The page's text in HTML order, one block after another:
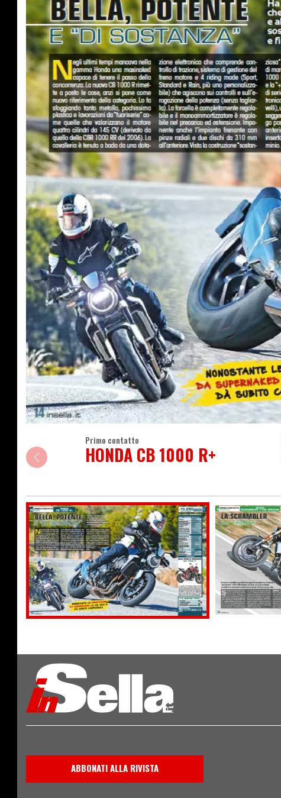
Primo contatto
HONDA CB 1000 R+
ABBONATI ALLA RIVISTA